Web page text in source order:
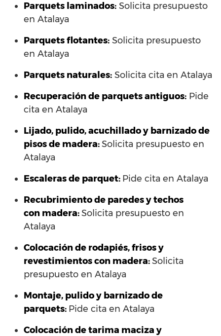
Parquets laminados: Solicita presupuesto
en Atalaya
Parquets flotantes: Solicita presupuesto
en Atalaya
Parquets naturales: Solicita cita en Atalaya
Recuperación de parquets antiguos: Pide
cita en Atalaya
Lijado, pulido, acuchillado y barnizado de
pisos de madera:Solicita presupuesto en
Atalaya
Escaleras de parquet: Pide cita en Atalaya
Recubrimiento de paredes y techos
con madera:Solicita presupuesto en
Atalaya
Colocación de rodapiés, frisos y
revestimientos con madera:Solicita
presupuesto en Atalaya
Montaje, pulido y barnizado de
parquets: Pide cita en Atalaya
Colocación de tarima maciza y